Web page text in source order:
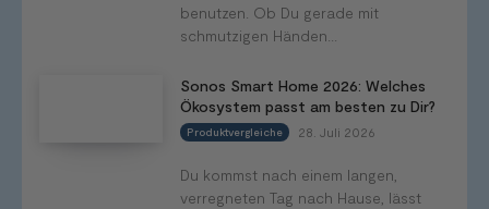
benutzen. Ob Du gerade mit
schmutzigen Händen...
Sonos Smart Home 2026: Welches
Ökosystem passt am besten zu Dir?
Produktvergleiche 28. Juli 2026
Du kommst nach einem langen,
verregneten Tag nach Hause, lässt